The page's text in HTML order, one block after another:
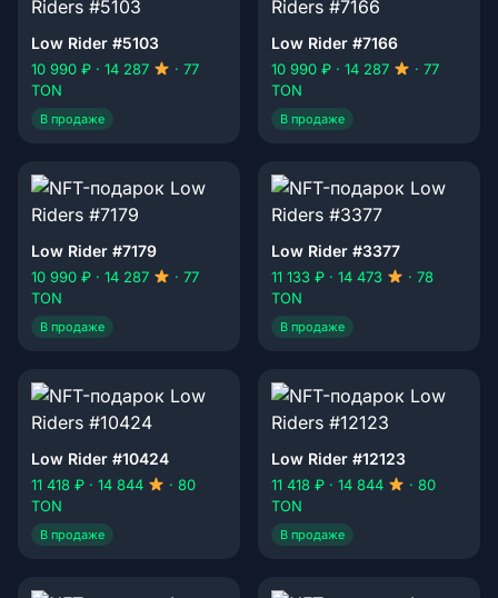
Low Rider #5103
10 990 ₽ · 14 287
· 77
TON
В продаже
Low Rider #7166
10 990 ₽ · 14 287
· 77
TON
В продаже
Low Rider #7179
10 990 ₽ · 14 287
· 77
TON
В продаже
Low Rider #3377
11 133 ₽ · 14 473
· 78
TON
В продаже
Low Rider #10424
11 418 ₽ · 14 844
· 80
TON
В продаже
Low Rider #12123
11 418 ₽ · 14 844
· 80
TON
В продаже